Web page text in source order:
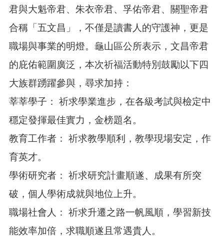
訊
錄
相
關
料
回
首
頁
站
覽
市
政
信
箱
常
君與大魁帝君、朱衣帝君、孚佑帝君、關聖帝君
合稱「五文昌」，不僅是讀書人的守護神，更是
職場與事業的明燈。龜山區公所表示，文昌帝君
的庇佑範圍廣泛，本次祈福活動特別鼓勵以下四
大族群踴躍參與，尋求加持：
莘莘學子： 祈求學業進步，在各級考試與檢定中
穩定發揮最佳實力，金榜題名。
教育工作者： 祈求教學順利，教學現場安定，作
育英才。
學術研究者： 祈求研究計畫順遂、成果有所突
破，個人學術成就與地位上升。
職場社會人： 祈求升遷之路一帆風順，學習新技
能效率加倍，求職順遂且常遇貴人。